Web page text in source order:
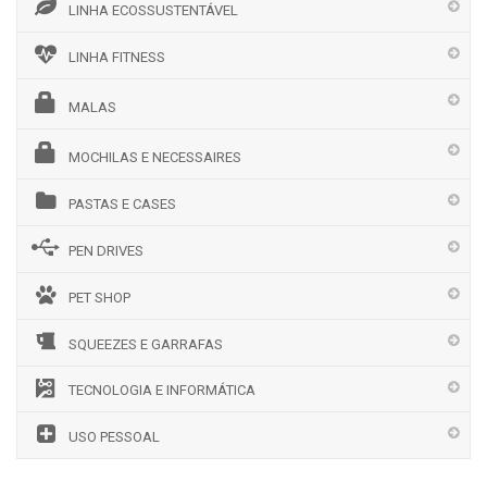
LINHA ECOSSUSTENTÁVEL
LINHA FITNESS
MALAS
MOCHILAS E NECESSAIRES
PASTAS E CASES
PEN DRIVES
PET SHOP
SQUEEZES E GARRAFAS
TECNOLOGIA E INFORMÁTICA
USO PESSOAL